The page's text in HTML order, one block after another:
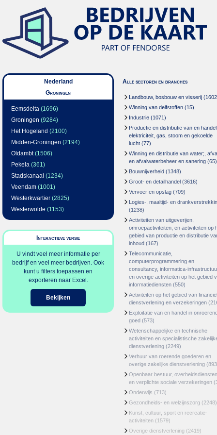
Nederland
Groningen
Eemsdelta (1696)
Groningen (9284)
Het Hogeland (2100)
Midden-Groningen (2194)
Oldambt(1506)
Pekela (361)
Stadskanaal (1234)
Veendam (1001)
Westerkwartier (2825)
Westerwolde (1153)
Interactieve versie
U vindt veel meer informatie per
bedrijf en veel meer bedrijven. Ook
kunt u filters toepassen en
exporteren naar Excel.
Bekijken
Alle sectoren en branches
Landbouw, bosbouw en visserij
Winning van delfstoffen (15)
Industrie (1071)
Productie en distributie van en
elektriciteit, gas, stoom en gekoelde
lucht (77)
Winning en distributie van water;,
en afvalwaterbeheer en sanering (65)
Bouwnijverheid (1348)
Groot- en detailhandel (3616)
Vervoer en opslag (709)
Logies-, maaltijd- en
(1238)
Activiteiten van uitgeverijen,
omroepactiviteiten, en activiteiten op
gebied van productie en distributie
inhoud (167)
Telecommunicatie,
computerprogrammering en
consultancy, informatica-
en overige activiteiten op het gebied
informatiediensten (550)
Activiteiten op het gebied van
dienstverlening en verzekeringen
Exploitatie van en handel in
goed (573)
Wetenschappelijke en technische
activiteiten en specialistische
dienstverlening (2249)
Verhuur van roerende goederen en
overige zakelijke dienstverlening
Openbaar bestuur, overheidsdiensten
en verplichte sociale verzekeringen
Onderwijs (713)
Gezondheids- en welzijnszorg (2248)
Kunst, cultuur, sport en recreatie-
activiteiten (1579)
Overige dienstverlening (2419)